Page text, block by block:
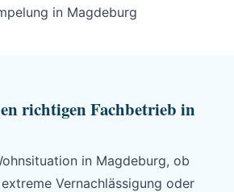
richtigen Fachbetrieb in
in Magdeburg, ob
Vernachlässigung oder